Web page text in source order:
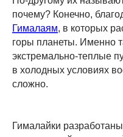
почему? Конечно,
Гималаям, в которых
горы планеты. Именно
экстремально-теплые
в холодных условиях
сложно.
Гималайки